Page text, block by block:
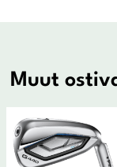
Muut